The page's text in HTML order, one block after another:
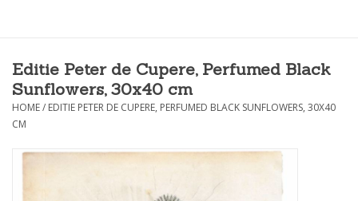
KALENDERS
BOEKHANDELS / BEURZEN
Editie Peter de Cupere, Perfumed Black
Sunflowers, 30x40 cm
HOME/ EDITIE PETER DE CUPERE, PERFUMED BLACK SUNFLOWERS, 30X40
CM